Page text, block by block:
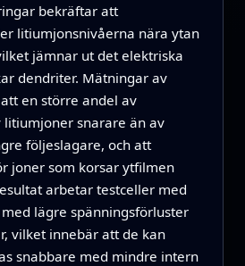
bekräftar att
litiumjonsnivåerna nära ytan
jämnar ut det elektriska
dendriter. Mätningar av
en större andel av
snarare än av
följeslagare, och att
joner som korsar ytfilmen
arbetar testceller med
lägre spänningsförluster
vilket innebär att de kan
snabbare med mindre intern